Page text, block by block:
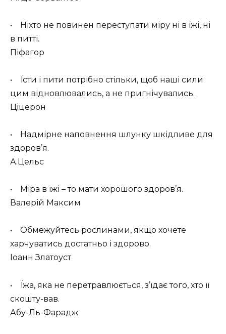
• Ніхто не повинен переступати міру ні в їжі, ні
в питті.
Піфагор
• Їсти і пити потрібно стільки, щоб наші сили
цим відновлювались, а не пригнічувались.
Ціцерон
• Надмірне наповнення шлунку шкідливе для
здоров’я.
А.Цельс
• Міра в їжі – то мати хорошого здоров’я.
Валерій Максим
• Обмежуйтесь рослинами, якщо хочете
харчуватись достатньо і здорово.
Іоанн Златоуст
• Їжа, яка не перетравлюється, з’їдає того, хто її
скошту-вав.
Абу-Ль-Фарадж